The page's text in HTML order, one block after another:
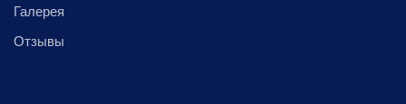
Галерея
Отзывы